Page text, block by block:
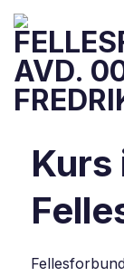
content
Kurs